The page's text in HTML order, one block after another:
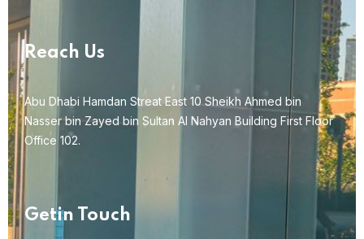
Reach Us
Abu Dhabi Hamdan Streat East 10 Sheikh Ahmed bin
Nasser bin Zayed bin Sultan Al Nahyan Building First Floor
Office 102.
Getin Touch